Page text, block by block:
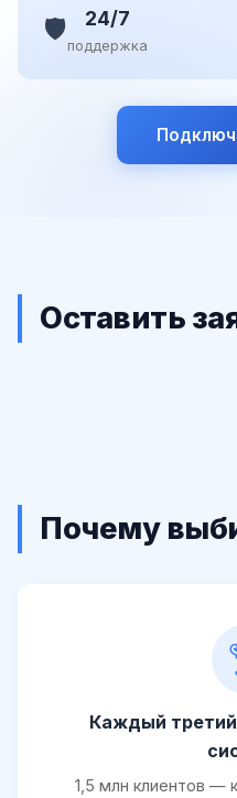
🛡️ 24/7
поддержка
Оставить
Почему
Каждый
1,5 млн клиентов —